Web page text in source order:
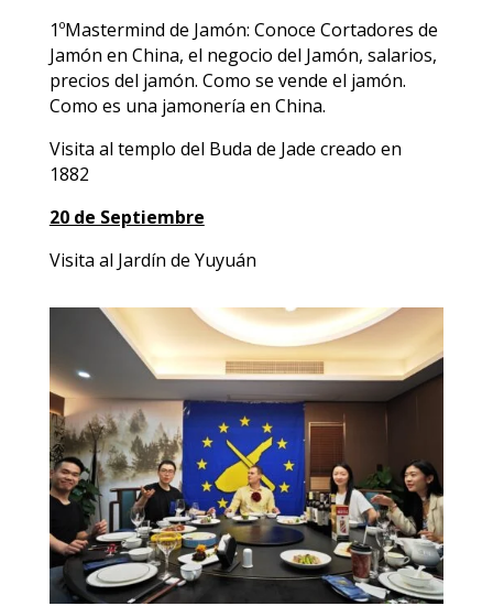
1ºMastermind de Jamón: Conoce Cortadores de
Jamón en China, el negocio del Jamón, salarios,
precios del jamón. Como se vende el jamón.
Como es una jamonería en China.
Visita al templo del Buda de Jade creado en
1882
20 de Septiembre
Visita al Jardín de Yuyuán